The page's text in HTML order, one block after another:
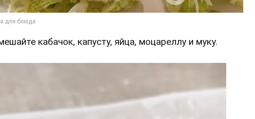
кабачок, капусту, яйца, моцареллу и муку.